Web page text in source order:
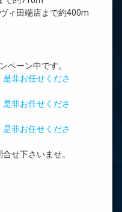
ィ田端店まで約400m
ペーン中です。
非お任せくださ
非お任せくださ
非お任せくださ
せ下さいませ。